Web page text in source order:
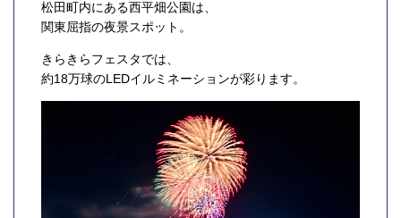
松田町内にある西平畑公園は、
関東屈指の夜景スポット。
きらきらフェスタでは、
約18万球のLEDイルミネーションが彩ります。